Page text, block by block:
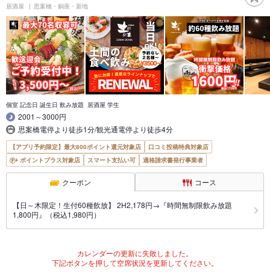
居酒屋 思案橋・銅座・新地
個室 記念日 誕生日 飲み放題 居酒屋 学生
2001～3000円
思案橋電停より徒歩1分/観光通電停より徒歩4分
【アプリ予約限定】最大800ポイント還元対象店
口コミ投稿特典対象店
ポイントプラス対象店
スマート支払い可 適格請求書発行事業者
クーポン コース
【日～木限定！生付60種飲放】 2H2,178円→『時間無制限飲み放題
1,800円』（税込1,980円）
カレンダーの更新に失敗しました。
下記ボタンを押して空席状況を更新してください。